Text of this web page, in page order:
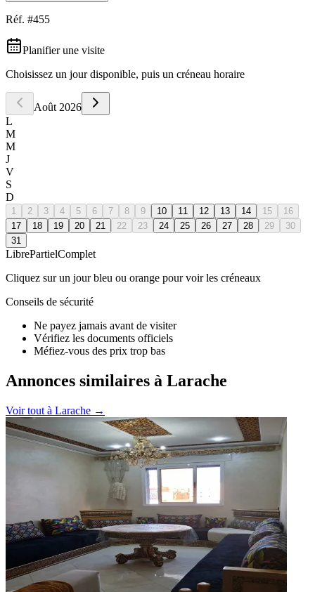
Réf. #455
Planifier une visite
Choisissez un jour disponible, puis un créneau horaire
Août 2026
L
M
M
J
V
S
D
1 2 3 4 5 6 7 8 9 10 11 12 13 14 15
16
17
18 19 20 21 22 23 24 25 26 27 28 29
30
31
LibrePartielComplet
Cliquez sur un jour bleu ou orange pour voir les créneaux
Conseils de sécurité
Ne payez jamais avant de visiter
Vérifiez les documents officiels
Méfiez-vous des prix trop bas
Annonces similaires à Larache
Voir tout à Larache →